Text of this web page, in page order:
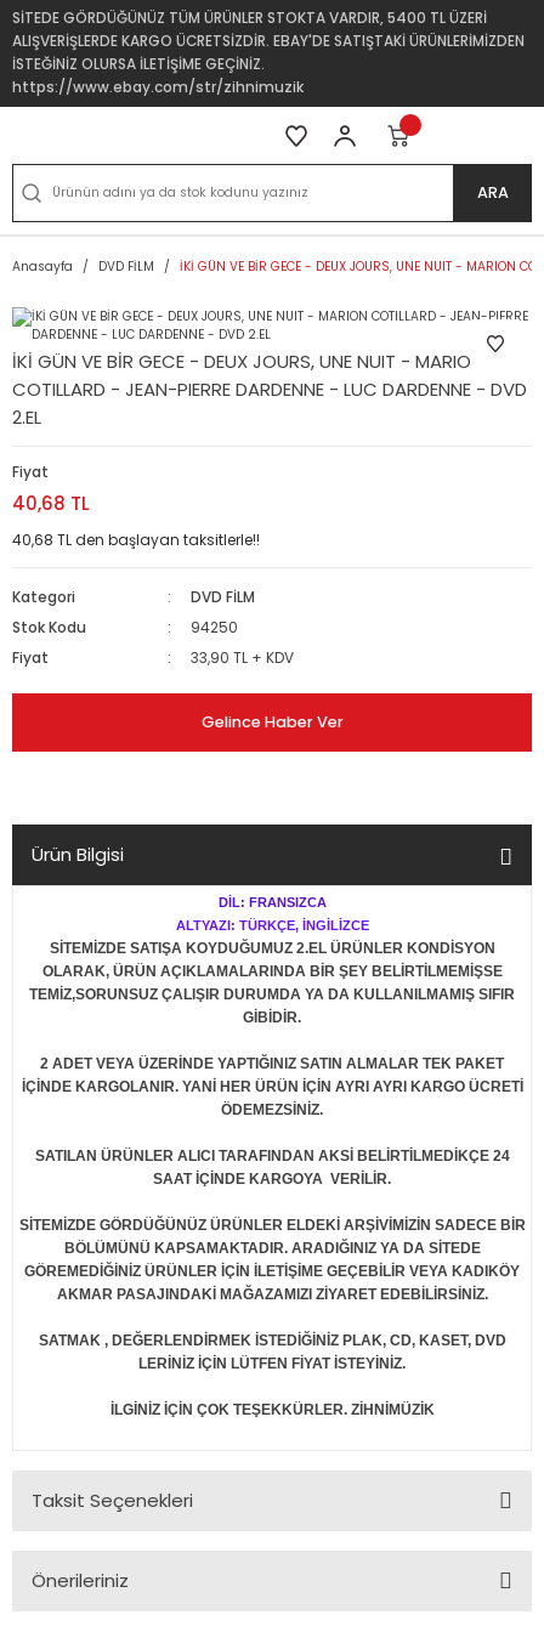
SİTEDE GÖRDÜĞÜNÜZ TÜM ÜRÜNLER STOKTA VARDIR, 5400 TL ÜZERİ
ALIŞVERİŞLERDE KARGO ÜCRETSİZDİR. EBAY'DE SATIŞTAKİ ÜRÜNLERİMİZDEN
İSTEĞİNİZ OLURSA İLETİŞİME GEÇİNİZ.
https://www.ebay.com/str/zihnimuzik
ARA
Anasayfa DVD FİLM İKİ GÜN VE BİR GECE - DEUX JOURS, UNE NUIT - MARION
İKİ GÜN VE BİR GECE - DEUX JOURS, UNE NUIT - MARION
COTILLARD - JEAN-PIERRE DARDENNE - LUC DARDENNE - DVD
2.EL
Fiyat
40,68 TL
40,68 TL den başlayan taksitlerle!!
Kategori
DVD FİLM
Stok Kodu
94250
Fiyat
33,90 TL + KDV
Gelince Haber Ver
Ürün Bilgisi
DİL: FRANSIZCA
ALTYAZI: TÜRKÇE, İNGİLİZCE
SİTEMİZDE SATIŞA KOYDUĞUMUZ 2.EL ÜRÜNLER KONDİSYON
OLARAK, ÜRÜN AÇIKLAMALARINDA BİR ŞEY BELİRTİLMEMİŞSE
TEMİZ,SORUNSUZ ÇALIŞIR DURUMDA YA DA KULLANILMAMIŞ SIFIR
GİBİDİR.
2 ADET VEYA ÜZERİNDE YAPTIĞINIZ SATIN ALMALAR TEK PAKET
İÇİNDE KARGOLANIR. YANİ HER ÜRÜN İÇİN AYRI AYRI KARGO ÜCRETİ
ÖDEMEZSİNİZ.
SATILAN ÜRÜNLER ALICI TARAFINDAN AKSİ BELİRTİLMEDİKÇE 24
SAAT İÇİNDE KARGOYA VERİLİR.
SİTEMİZDE GÖRDÜĞÜNÜZ ÜRÜNLER ELDEKİ ARŞİVİMİZİN SADECE BİR
BÖLÜMÜNÜ KAPSAMAKTADIR. ARADIĞINIZ YA DA SİTEDE
GÖREMEDİĞİNİZ ÜRÜNLER İÇİN İLETİŞİME GEÇEBİLİR VEYA KADIKÖY
AKMAR PASAJINDAKİ MAĞAZAMIZI ZİYARET EDEBİLİRSİNİZ.
SATMAK , DEĞERLENDİRMEK İSTEDİĞİNİZ PLAK, CD, KASET, DVD
LERİNİZ İÇİN LÜTFEN FİYAT İSTEYİNİZ.
İLGİNİZ İÇİN ÇOK TEŞEKKÜRLER. ZİHNİMÜZİK
Taksit Seçenekleri
Önerileriniz